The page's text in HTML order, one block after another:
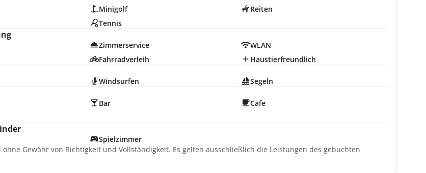
Minigolf
Reiten
Tennis
Zimmerservice
WLAN
Fahrradverleih Haustierfreundlich
Windsurfen Segeln
Bar
Cafe
Spielzimmer
ohne Gewähr von Richtigkeit und Vollständigkeit. Es gelten ausschließlich die Leistungen des gebuchten